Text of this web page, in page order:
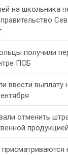
на школьника
получили
ПСБ
ввести выплату
отменить
продукцией